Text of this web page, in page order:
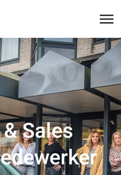
Sales